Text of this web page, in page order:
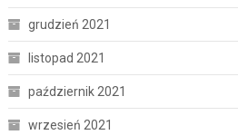
grudzień 2021
listopad 2021
październik 2021
wrzesień 2021